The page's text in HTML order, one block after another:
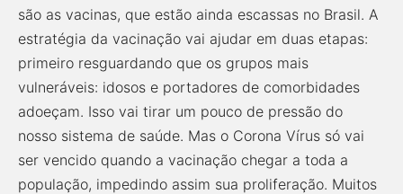
são as vacinas, que estão ainda escassas no Brasil. A
estratégia da vacinação vai ajudar em duas etapas:
primeiro resguardando que os grupos mais
vulneráveis: idosos e portadores de comorbidades
adoeçam. Isso vai tirar um pouco de pressão do
nosso sistema de saúde. Mas o Corona Vírus só vai
ser vencido quando a vacinação chegar a toda a
população, impedindo assim sua proliferação. Muitos